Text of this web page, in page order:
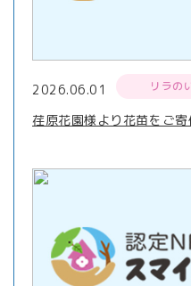
2026.06.01 リラの
荏原花園様より花苗をご